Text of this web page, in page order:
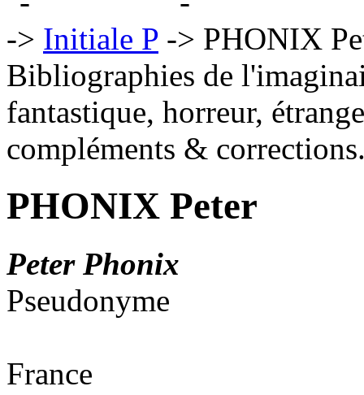
Initiale P
PHONIX
Bibliographies de
fantastique, horreur,
compléments &
PHONIX Peter
Peter Phonix
Pseudonyme
France